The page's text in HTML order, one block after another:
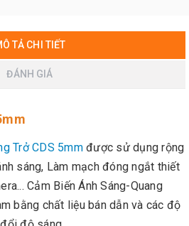
TẢ CHI TIẾT
ĐÁNH GIÁ
Trở CDS 5mmđược sử dụng rộng
sáng, Làm mạch đóng ngắt thiết
Cảm Biến Ánh Sáng-Quang
bằng chất liệu bán dẫn và các độ